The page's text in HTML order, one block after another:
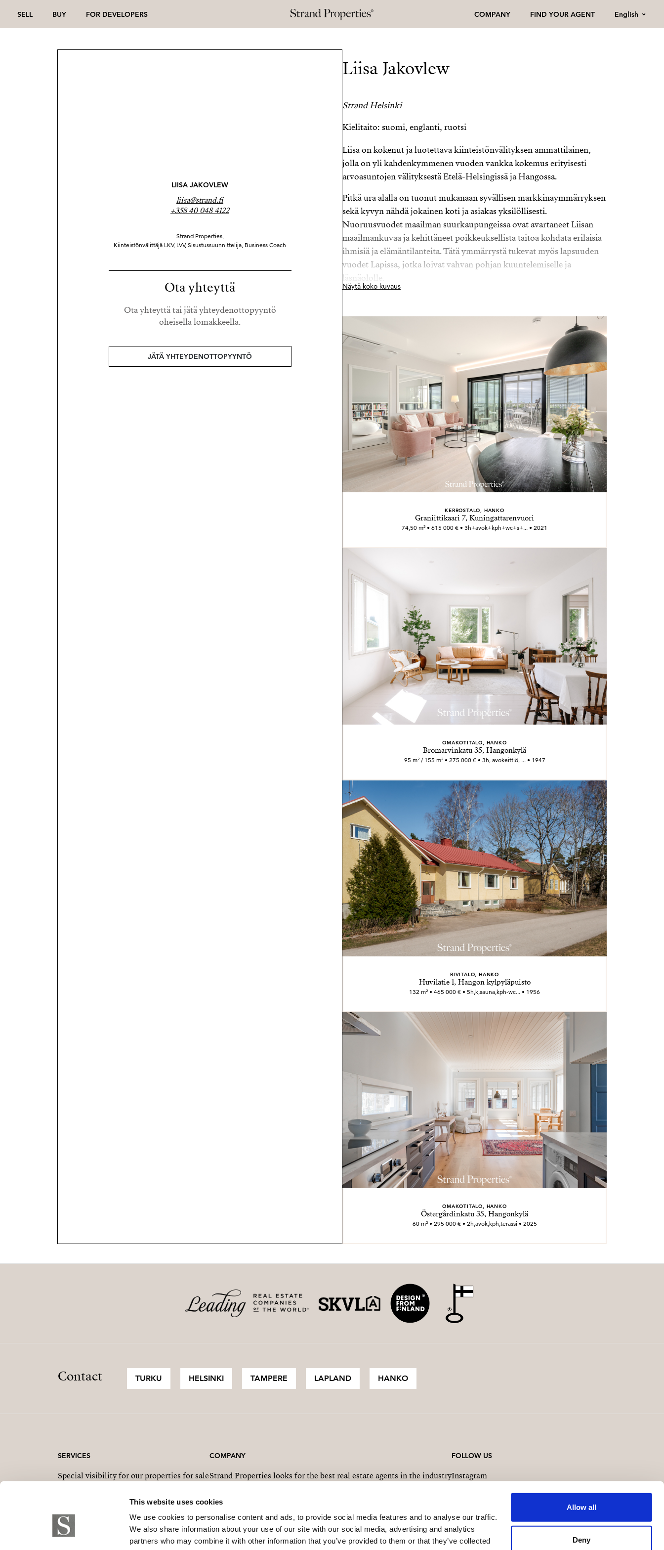
This website uses cookies
We use cookies to personalise content and ads, to provide social media features and to analyse our traffic.
We also share information about your use of our site with our social media, advertising and analytics
partners who may combine it with other information that you’ve provided to them or that they’ve collected
Allow all
Deny
SELL BUY FOR DEVELOPERS COMPANY FIND YOUR AGENT English
LIISA JAKOVLEW
liisa@strand.fi
+358 40 048 4122
Strand Properties,
Kiinteistönvälittäjä LKV, LVV, Sisustussuunnittelija, Business Coach
Ota yhteyttä
Ota yhteyttä tai jätä yhteydenottopyyntö
oheisella lomakkeella.
JÄTÄ YHTEYDENOTTOPYYNTÖ
Liisa Jakovlew
Strand Helsinki
Kielitaito: suomi, englanti, ruotsi
Liisa on kokenut ja luotettava kiinteistönvälityksen ammattilainen,
jolla on yli kahdenkymmenen vuoden vankka kokemus erityisesti
arvoasuntojen välityksestä Etelä-Helsingissä ja Hangossa.
Pitkä ura alalla on tuonut mukanaan syvällisen markkinaymmärryksen
sekä kyvyn nähdä jokainen koti ja asiakas yksilöllisesti.
Nuoruusvuodet maailman suurkaupungeissa ovat avartaneet Liisan
maailmankuvaa ja kehittäneet poikkeuksellista taitoa kohdata erilaisia
ihmisiä ja elämäntilanteita. Tätä ymmärrystä tukevat myös lapsuuden
vuodet Lapissa, jotka loivat vahvan pohjan kuuntelemiselle ja
läsnäololle.
Laaja verkosto ulottuu Suomen lisäksi myös Espanjan
Aurinkorannikolle.
Liisaa kuvaavat parhaiten periksiantamattomuus, ripeä toimeen
tarttuminen ja tinkimätön tunnollisuus. Kiinteistönvälitys ei ole
hänelle vain työtä, vaan aito intohimo, joka näkyy jokaisessa
toimeksiannossa.
Näytä koko kuvaus
KERROSTALO, HANKO
Graniittikaari 7, Kuningattarenvuori
74,50 m² • 615 000 € • 3h+avok+kph+wc+s+... • 2021
OMAKOTITALO, HANKO
Bromarvinkatu 35, Hangonkylä
95 m² / 155 m² • 275 000 € • 3h, avokeittiö, ... • 1947
RIVITALO, HANKO
Huvilatie 1, Hangon kylpyläpuisto
132 m² • 465 000 € • 5h,k,sauna,kph-wc... • 1956
OMAKOTITALO, HANKO
Östergårdinkatu 35, Hangonkylä
60 m² • 295 000 € • 2h,avok,kph,terassi • 2025
Contact TURKU HELSINKI TAMPERE LAPLAND HANKO
SERVICES
Special visibility for our properties for sale
COMPANY
Strand Properties looks for the best real estate agents in the industry
FOLLOW US
Instagram